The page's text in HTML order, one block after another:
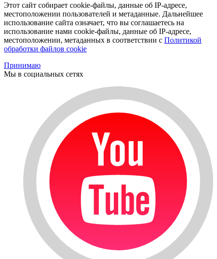
Этот сайт собирает cookie-файлы, данные об IP-адресе,
местоположении пользователей и метаданные. Дальнейшее
использование сайта означает, что вы соглашаетесь на
использование нами cookie-файлы, данные об IP-адресе,
местоположении, метаданных в соответствии с Политикой
обработки файлов cookie
Принимаю
Мы в социальных сетях